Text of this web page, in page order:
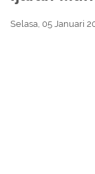
Selasa, 05 Januari